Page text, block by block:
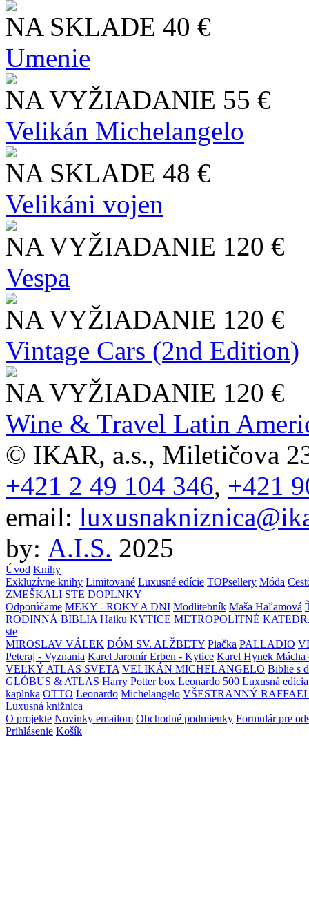
NA SKLADE 40 €
Umenie
NA VYŽIADANIE 55 €
Velikán Michelangelo
NA SKLADE 48 €
Velikáni vojen
NA VYŽIADANIE 120 €
Vespa
NA VYŽIADANIE 120 €
Vintage Cars (2nd Edition)
NA VYŽIADANIE 120 €
Wine & Travel Latin
© IKAR, a.s., Miletičova
+421 2 49 104 346, +421
email:
by: A.I.S. 2025
Úvod Knihy
Exkluzívne knihy Limitované Luxusné edície TOPsellery Móda
ZMEŠKALI STE DOPLNKY
Odporúčame MEKY - ROKY A DNI Modlitebník Maša Haľamová
RODINNÁ BIBLIA Haiku KYTICE METROPOLITNÉ
ste
MIROSLAV VÁLEK DÓM SV. ALŽBETY Piačka PALLADIO
Peteraj - Vyznania Karel Jaromír Erben - Kytice Karel Hynek Mácha
VEĽKÝ ATLAS SVETA VELIKÁN MICHELANGELO Biblie s
GLÓBUS & ATLAS Harry Potter box Leonardo 500 Luxusná edícia
kaplnka OTTO Leonardo Michelangelo VŠESTRANNÝ
Luxusná knižnica
O projekte Novinky emailom Obchodné podmienky Formulár pre
Prihlásenie Košík